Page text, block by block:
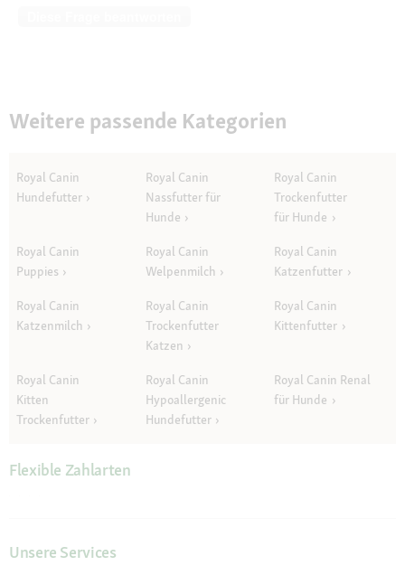
Weitere passende Kategorien
Royal Canin
Hundefutter
Royal Canin
Nassfutter für
Hunde
Royal Canin
Trockenfutter
für Hunde
Royal Canin
Puppies
Royal Canin
Welpenmilch
Royal Canin
Katzenfutter
Royal Canin
Katzenmilch
Royal Canin
Trockenfutter
Katzen
Royal Canin
Kittenfutter
Royal Canin
Kitten
Trockenfutter
Royal Canin
Hypoallergenic
Hundefutter
Royal Canin Renal
für Hunde
Flexible Zahlarten
Unsere Services